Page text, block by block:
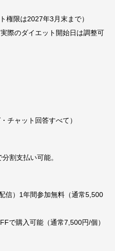
権限は2027年3月末まで）
際のダイエット開始日は調整可
チャット回答すべて）
割支払い可能。
信）1年間参加無料（通常5,500
で購入可能（通常7,500円/個）